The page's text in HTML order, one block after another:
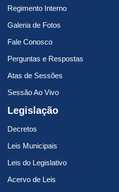
Regimento Interno
Galeria de Fotos
Fale Conosco
Perguntas e Respostas
Atas de Sessões
Sessão Ao Vivo
Legislação
Decretos
Leis Municipais
Leis do Legislativo
Acervo de Leis